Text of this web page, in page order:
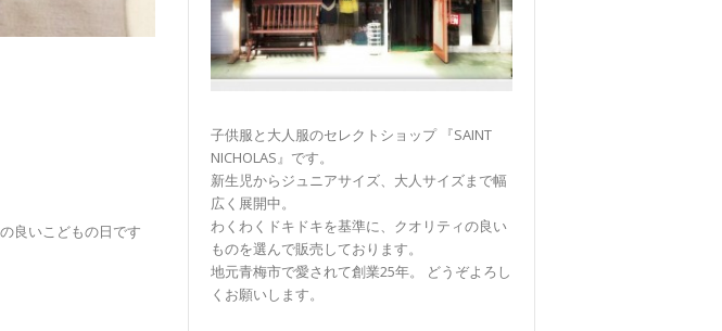
良いこどもの日です
子供服と大人服のセレクトショップ 『SAINT
NICHOLAS』です。
新生児からジュニアサイズ、大人サイズまで幅
広く展開中。
わくわくドキドキを基準に、クオリティの良い
ものを選んで販売しております。
地元青梅市で愛されて創業25年。 どうぞよろし
くお願いします。